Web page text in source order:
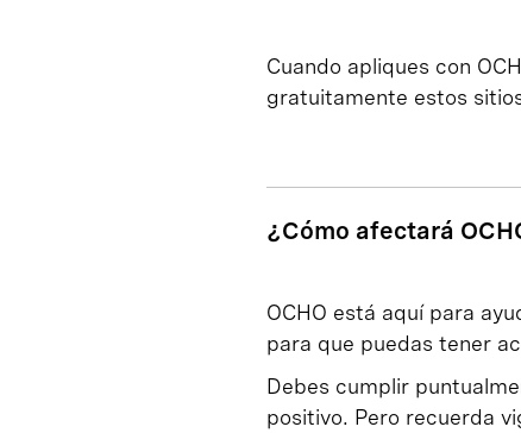
Cuando apliques con
gratuitamente estos
¿Cómo afectará
OCHO está aquí para
para que puedas tener
Debes cumplir
positivo. Pero recuerda